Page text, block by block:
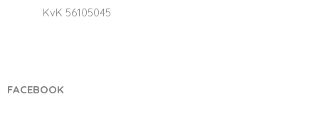
KvK 56105045
FACEBOOK